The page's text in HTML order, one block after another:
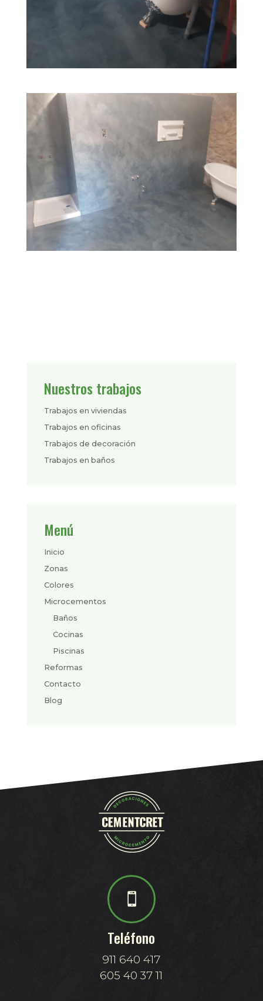
Nuestros trabajos
Trabajos en viviendas
Trabajos en oficinas
Trabajos de decoración
Trabajos en baños
Menú
Inicio
Zonas
Colores
Microcementos
Baños
Cocinas
Piscinas
Reformas
Contacto
Blog

Teléfono
911 640 417
605 40 37 11